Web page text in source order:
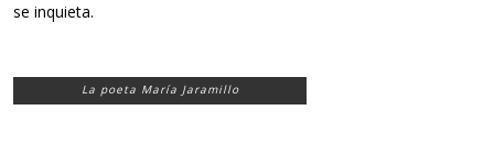
se inquieta.
La poeta María Jaramillo